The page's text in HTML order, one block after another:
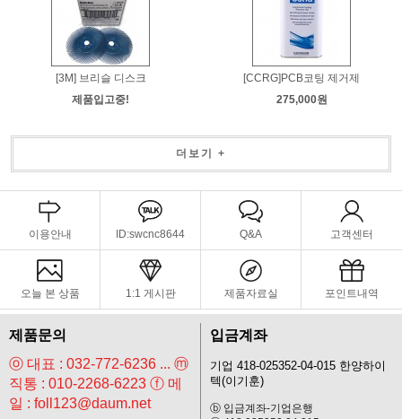
[3M] 브리슬 디스크
제품입고중!
[CCRG]PCB코팅 제거제
275,000원
더보기 +
이용안내 ID:swcnc8644 Q&A 고객센터
오늘 본 상품 1:1 게시판 제품자료실 포인트내역
제품문의
ⓞ 대표 : 032-772-6236 ... ⓜ
직통 : 010-2268-6223 ⓕ 메
일 : foll123@daum.net
입금계좌
기업 418-025352-04-015 한양하이
텍(이기훈)
ⓑ 입금계좌-기업은행